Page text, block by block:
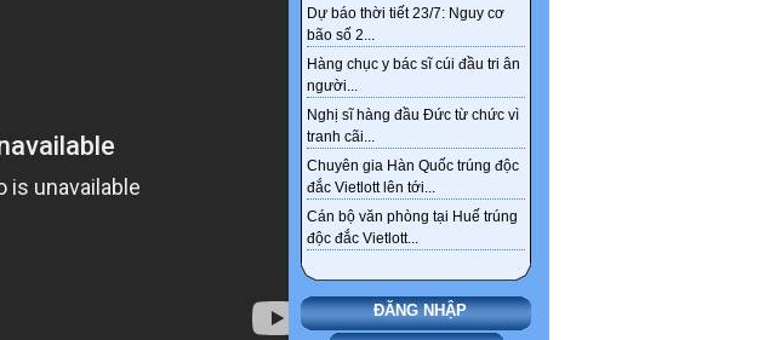
Dự báo thời tiết 23/7: Nguy cơ
bão số 2...
Hàng chục y bác sĩ cúi đầu tri ân
người...
Nghị sĩ hàng đầu Đức từ chức vì
tranh cãi...
Chuyên gia Hàn Quốc trúng độc
đắc Vietlott lên tới...
Cán bộ văn phòng tại Huế trúng
độc đắc Vietlott...
ĐĂNG NHẬP